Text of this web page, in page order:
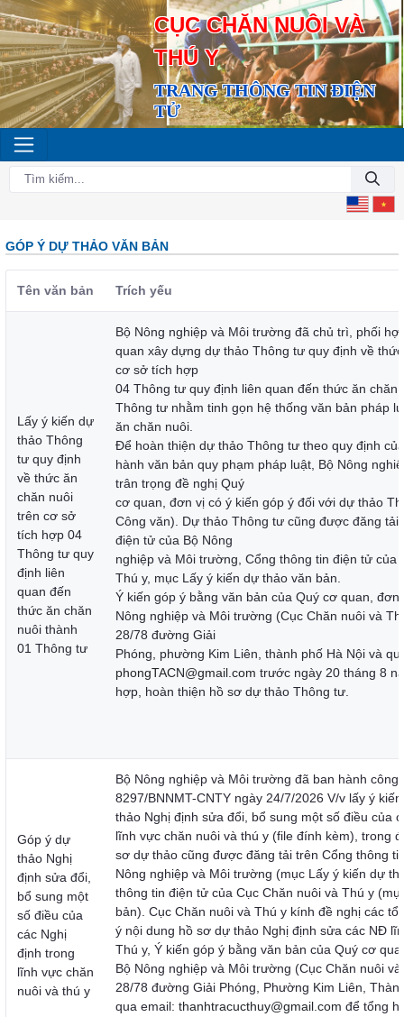
CỤC CHĂN NUÔI VÀ
THÚ Y
TRANG THÔNG TIN ĐIỆN
TỬ
GÓP Ý DỰ THẢO VĂN BẢN
Tên văn bản Trích yếu
Lấy ý kiến dự
thảo Thông
tư quy định
về thức ăn
chăn nuôi
trên cơ sở
tích hợp 04
Thông tư quy
định liên
quan đến
thức ăn chăn
nuôi thành
01 Thông tư
Bộ Nông nghiệp và Môi trường đã chủ trì, phối
quan xây dựng dự thảo Thông tư quy định về
cơ sở tích hợp
04 Thông tư quy định liên quan đến thức ăn chăn
Thông tư nhằm tinh gọn hệ thống văn bản pháp
ăn chăn nuôi.
Để hoàn thiện dự thảo Thông tư theo quy định
hành văn bản quy phạm pháp luật, Bộ Nông
trân trọng đề nghị Quý
cơ quan, đơn vị có ý kiến góp ý đối với dự thảo
Công văn). Dự thảo Thông tư cũng được đăng tải
điện tử của Bộ Nông
nghiệp và Môi trường, Cổng thông tin điện tử của
Thú y, mục Lấy ý kiến dự thảo văn bản.
Ý kiến góp ý bằng văn bản của Quý cơ quan, đơn
Nông nghiệp và Môi trường (Cục Chăn nuôi và
28/78 đường Giải
Phóng, phường Kim Liên, thành phố Hà Nội và
phongTACN@gmail.com trước ngày 20 tháng 8
hợp, hoàn thiện hồ sơ dự thảo Thông tư.
Góp ý dự
thảo Nghị
định sửa đổi,
bổ sung một
số điều của
các Nghị
định trong
lĩnh vực chăn
nuôi và thú y
Bộ Nông nghiệp và Môi trường đã ban hành công
8297/BNNMT-CNTY ngày 24/7/2026 V/v lấy ý
thảo Nghị định sửa đổi, bổ sung một số điều của
lĩnh vực chăn nuôi và thú y (file đính kèm), trong
sơ dự thảo cũng được đăng tải trên Cổng thông
Nông nghiệp và Môi trường (mục Lấy ý kiến dự
thông tin điện tử của Cục Chăn nuôi và Thú y
bản). Cục Chăn nuôi và Thú y kính đề nghị các
ý nội dung hồ sơ dự thảo Nghị định sửa các NĐ
Thú y, Ý kiến góp ý bằng văn bản của Quý cơ
Bộ Nông nghiệp và Môi trường (Cục Chăn nuôi
28/78 đường Giải Phóng, Phường Kim Liên,
qua email: thanhtracucthuy@gmail.com để tổng